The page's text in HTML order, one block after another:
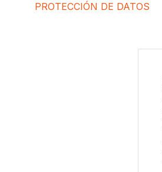
PROTECCIÓN DE DATOS